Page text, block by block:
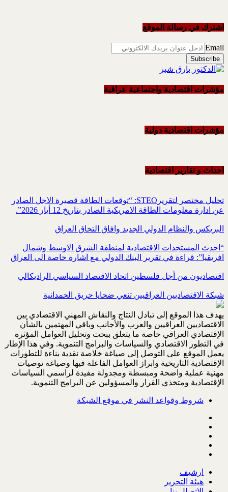
اشترك في رسالة الموقع
Email
مؤشرات اقتصادية واجتماعية عراقية
مؤشرات اقتصادية دولية
احداث و تقاریر اقتصادیة
تحليل مختصر لتقريرSTEO‏: “توقعات الطاقة قصيرة الاجل الصادر
عن ادارة معلومات الطاقة الامريكية ‏الصادر بتاريخ 12 أيار 2026”.‏
البريكس والنظام الدولي الجديد وافاق التحاق العراق
“احدث المستجدات الاقتصادية لمنطقة الشرق الاوسط وشمال
افريقيا”: قراءة في تقرير البنك الدولي مع اشارة خاصة الى العراق
اقتصاديون من أجل فلسطين اتحاد الاقتصاد السياسي الراديكالي
شبكة الاقتصاديين العراقيين تنعي ضحايا حريق الحمدانية
يهدف هذا الموقع إلى تبادل النتاج والنقاش المهني الاقتصادي بين
الاقتصاديين العراقيين والعرب والأجانب وباقي المهتمين بالشأن
الإقتصادي العراقي خاصة ما يتعلق ببحث وتحليل العوامل المؤثرة
في التطور الاقتصادي والسياسات والبرامج التنموية. وفي هذا الإطار
يعمل الموقع على التوصل إلى صياغة خلاصة نقدية بناءة للتطورات
الإقتصادية التاريخية وابراز العوامل الفاعلة فيها وصياغة توصيات
مهنية عملية واضحة ومبسطة ومجدولة مفيدة لراسمي السياسات
الإقتصادية ومتخذي القرار والمسؤولين عن البرامج التنموية.
شروط وقواعد النشر في موقع الشبكة
ارشيف
هيئة التحرير